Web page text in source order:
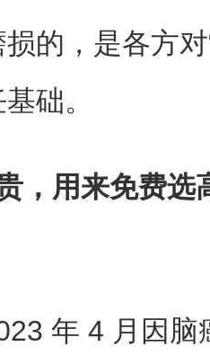
的，是各方
础。
，用来免费选
年 4 月‌因‌脑